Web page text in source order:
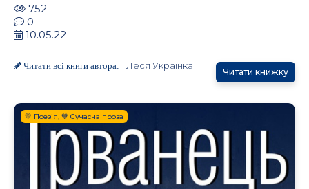
752
0
10.05.22
Читати всі книги автора: Леся Українка
Читати книжку
💛 Поезія, 💙 Сучасна проза